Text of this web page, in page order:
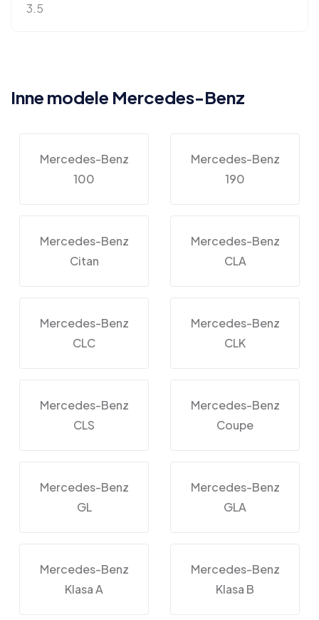
3.5
Inne modele Mercedes-Benz
Mercedes-Benz
100
Mercedes-Benz
190
Mercedes-Benz
Citan
Mercedes-Benz
CLA
Mercedes-Benz
CLC
Mercedes-Benz
CLK
Mercedes-Benz
CLS
Mercedes-Benz
Coupe
Mercedes-Benz
GL
Mercedes-Benz
GLA
Mercedes-Benz
Klasa A
Mercedes-Benz
Klasa B